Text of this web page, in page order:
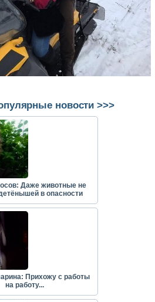
новости >>>
Даже животные не
в опасности
Прихожу с работы
на работу...